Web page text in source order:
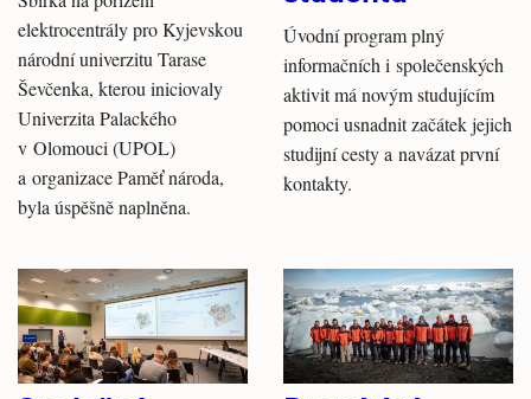
elektrocentrály pro Kyjevskou
národní univerzitu Tarase
Ševčenka, kterou iniciovaly
Univerzita Palackého
v Olomouci (UPOL)
a organizace Paměť národa,
byla úspěšně naplněna.
Úvodní program plný
informačních i společenských
aktivit má novým studujícím
pomoci usnadnit začátek jejich
studijní cesty a navázat první
kontakty.